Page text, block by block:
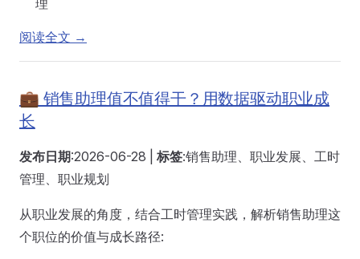
理
阅读全文 →
💼 销售助理值不值得干？用数据驱动职业成
长
发布日期:2026-06-28 | 标签:销售助理、职业发展、工时
管理、职业规划
从职业发展的角度，结合工时管理实践，解析销售助理这
个职位的价值与成长路径: